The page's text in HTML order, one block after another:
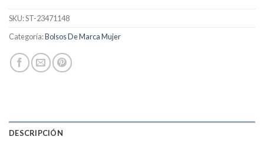
SKU:ST-23471148
Categoría:Bolsos De Marca Mujer
DESCRIPCIÓN